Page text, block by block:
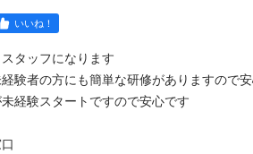
いいね！
タッフになります
験者の方にも簡単な研修がありますので
経験スタートですので安心です